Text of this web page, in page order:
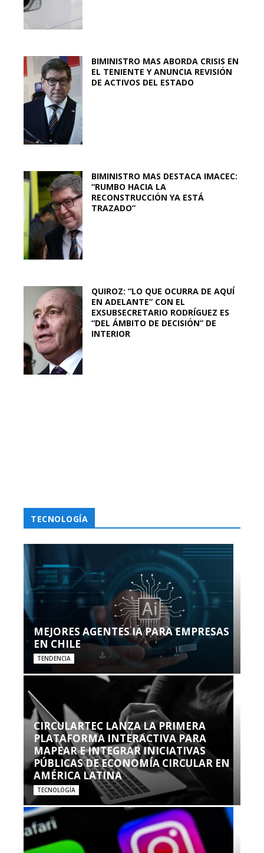
BIMINISTRO MAS ABORDA CRISIS EN
EL TENIENTE Y ANUNCIA REVISIÓN
DE ACTIVOS DEL ESTADO
BIMINISTRO MAS DESTACA IMACEC:
“RUMBO HACIA LA
RECONSTRUCCIÓN YA ESTÁ
TRAZADO”
QUIROZ: “LO QUE OCURRA DE AQUÍ
EN ADELANTE” CON EL
EXSUBSECRETARIO RODRÍGUEZ ES
“DEL ÁMBITO DE DECISIÓN” DE
INTERIOR
TECNOLOGÍA
MEJORES AGENTES IA PARA EMPRESAS
EN CHILE
TENDENCIA
CIRCULARTEC LANZA LA PRIMERA
PLATAFORMA INTERACTIVA PARA
MAPEAR E INTEGRAR INICIATIVAS
PÚBLICAS DE ECONOMÍA CIRCULAR EN
AMÉRICA LATINA
TECNOLOGÍA